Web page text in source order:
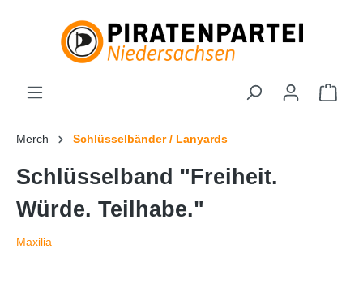
Merch Schlüsselbänder / Lanyards
Schlüsselband "Freiheit.
Würde. Teilhabe."
Maxilia